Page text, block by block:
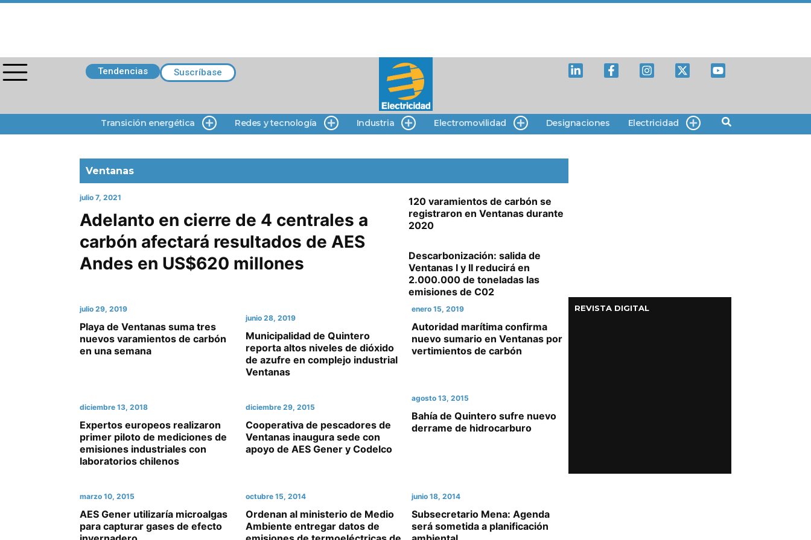
Tendencias Suscríbase
Transición energética Redes y tecnología Industria Electromovilidad Designaciones Electricidad
Ventanas
julio 7, 2021
Adelanto en cierre de 4 centrales a
carbón afectará resultados de AES
Andes en US$620 millones
120 varamientos de carbón se
registraron en Ventanas durante
2020
Descarbonización: salida de
Ventanas I y II reducirá en
2.000.000 de toneladas las
emisiones de C02
julio 29, 2019
Playa de Ventanas suma tres
nuevos varamientos de carbón
en una semana
junio 28, 2019
Municipalidad de Quintero
reporta altos niveles de dióxido
de azufre en complejo industrial
Ventanas
enero 15, 2019
Autoridad marítima confirma
nuevo sumario en Ventanas por
vertimientos de carbón
diciembre 13, 2018
Expertos europeos realizaron
primer piloto de mediciones de
emisiones industriales con
laboratorios chilenos
diciembre 29, 2015
Cooperativa de pescadores de
Ventanas inaugura sede con
apoyo de AES Gener y Codelco
agosto 13, 2015
Bahía de Quintero sufre nuevo
derrame de hidrocarburo
marzo 10, 2015
AES Gener utilizaría microalgas
para capturar gases de efecto
octubre 15, 2014
Ordenan al ministerio de Medio
Ambiente entregar datos de
junio 18, 2014
Subsecretario Mena: Agenda
será sometida a planificación
REVISTA DIGITAL